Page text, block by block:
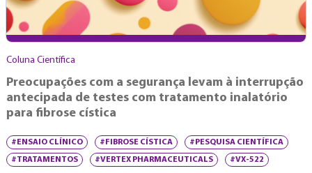
Coluna Científica
Preocupações com a segurança levam à interrupção
antecipada de testes com tratamento inalatório
para fibrose cística
#ENSAIO CLÍNICO #FIBROSE CÍSTICA #PESQUISA CIENTÍFICA
#TRATAMENTOS #VERTEX PHARMACEUTICALS #VX-522